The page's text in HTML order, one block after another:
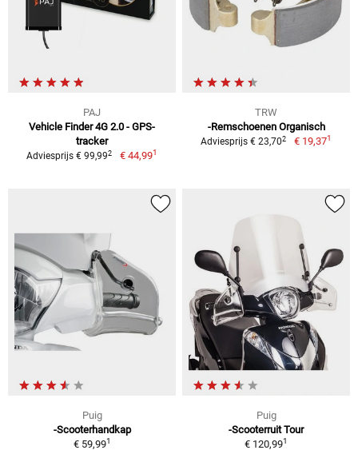
PAJ
Vehicle Finder 4G 2.0 - GPS-
tracker
Adviesprijs € 99,992 € 44,991
TRW
-Remschoenen Organisch
Adviesprijs € 23,702 € 19,371
Puig
-Scooterhandkap
€ 59,991
Puig
-Scooterruit Tour
€ 120,991